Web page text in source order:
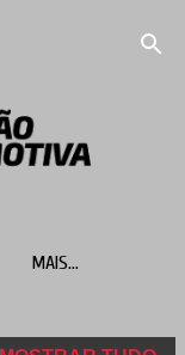
MAIS…